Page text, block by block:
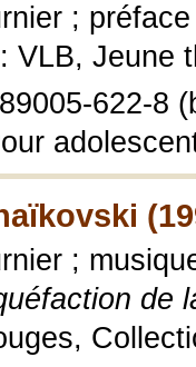
;
VLB, Jeune
622-8
;
de